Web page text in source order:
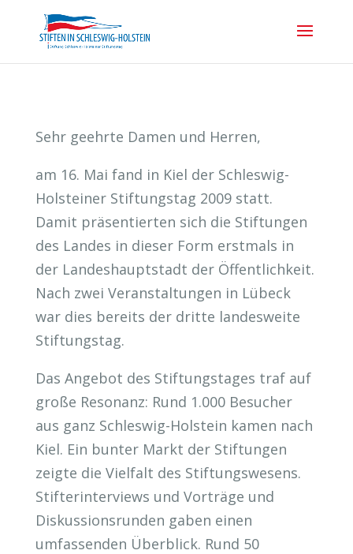
Sehr geehrte Damen und Herren,
am 16. Mai fand in Kiel der Schleswig-
Holsteiner Stiftungstag 2009 statt.
Damit präsentierten sich die Stiftungen
des Landes in dieser Form erstmals in
der Landeshauptstadt der Öffentlichkeit.
Nach zwei Veranstaltungen in Lübeck
war dies bereits der dritte landesweite
Stiftungstag.
Das Angebot des Stiftungstages traf auf
große Resonanz: Rund 1.000 Besucher
aus ganz Schleswig-Holstein kamen nach
Kiel. Ein bunter Markt der Stiftungen
zeigte die Vielfalt des Stiftungswesens.
Stifterinterviews und Vorträge und
Diskussionsrunden gaben einen
umfassenden Überblick. Rund 50